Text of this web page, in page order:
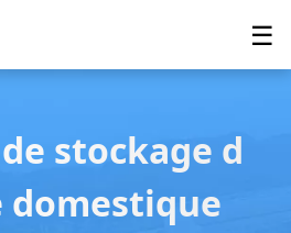
☰
stockage d
domestique